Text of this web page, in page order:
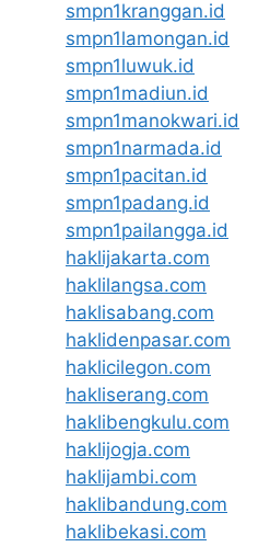
smpn1kranggan.id
smpn1lamongan.id
smpn1luwuk.id
smpn1madiun.id
smpn1manokwari.id
smpn1narmada.id
smpn1pacitan.id
smpn1padang.id
smpn1pailangga.id
haklijakarta.com
haklilangsa.com
haklisabang.com
haklidenpasar.com
haklicilegon.com
hakliserang.com
haklibengkulu.com
haklijogja.com
haklijambi.com
haklibandung.com
haklibekasi.com